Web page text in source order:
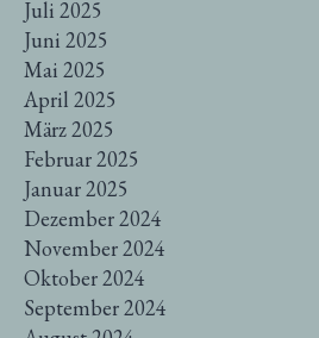
Juli 2025
Juni 2025
Mai 2025
April 2025
März 2025
Februar 2025
Januar 2025
Dezember 2024
November 2024
Oktober 2024
September 2024